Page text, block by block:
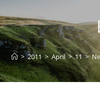
> 2011 > April > 11 >